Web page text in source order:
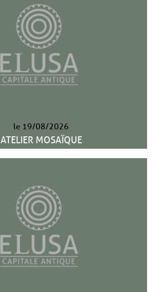
le 19/08/2026
ATELIER MOSAÏQUE